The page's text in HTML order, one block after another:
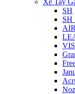
Xe Tay
SH
SH